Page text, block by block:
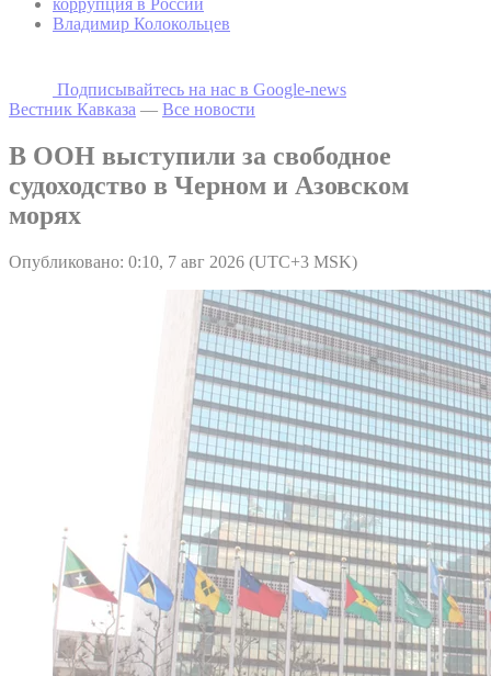
Владимир Колокольцев
Подписывайтесь на наc в Google-news
Вестник Кавказа — Все новости
В ООН выступили за свободное
судоходство в Черном и Азовском
морях
Опубликовано: 0:10, 7 авг 2026 (UTC+3 MSK)